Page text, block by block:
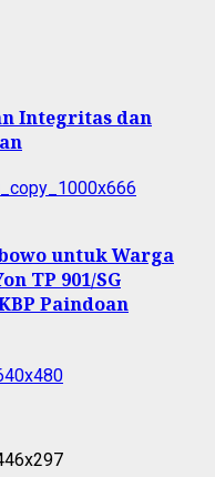
Integritas dan
untuk Warga
TP 901/SG
Paindoan